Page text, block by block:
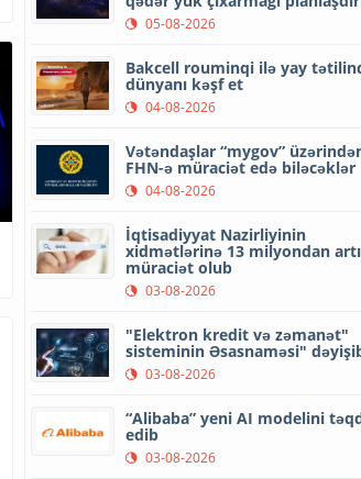
05-08-2026
Bakcell rouminqi ilə yay
dünyanı kəşf et
04-08-2026
Vətəndaşlar “mygov”
FHN-ə müraciət edə biləcəklər
04-08-2026
İqtisadiyyat Nazirliyinin
xidmətlərinə 13 milyondan
müraciət olub
03-08-2026
"Elektron kredit və zəmanət"
sisteminin Əsasnaməsi"
03-08-2026
“Alibaba” yeni AI modelini
edib
03-08-2026